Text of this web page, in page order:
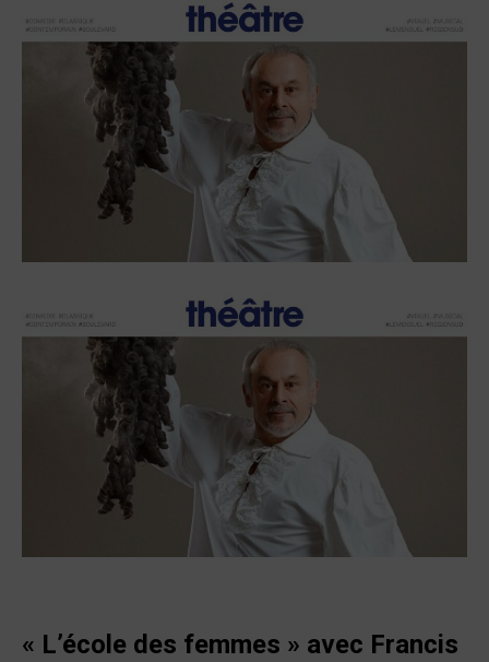
« L’école des femmes » avec Francis